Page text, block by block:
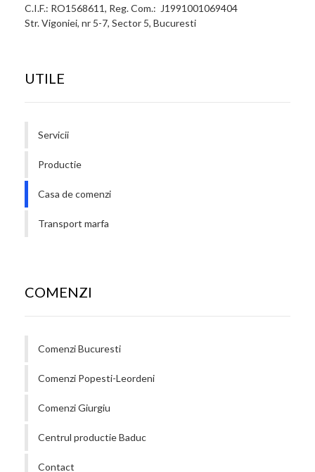
C.I.F.: RO1568611, Reg. Com.: J1991001069404
Str. Vigoniei, nr 5-7, Sector 5, Bucuresti
UTILE
Servicii
Productie
Casa de comenzi
Transport marfa
COMENZI
Comenzi Bucuresti
Comenzi Popesti-Leordeni
Comenzi Giurgiu
Centrul productie Baduc
Contact